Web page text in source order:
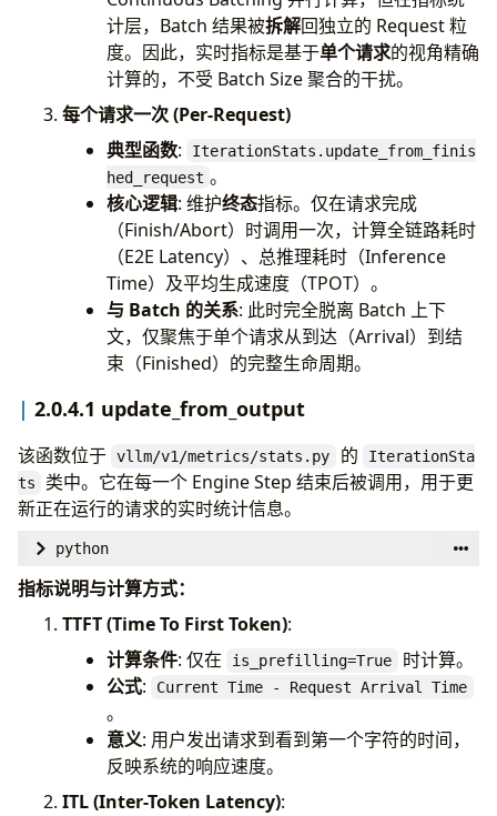
计层，Batch 结果被拆解回独立的 Request 粒
度。因此，实时指标是基于单个请求的视角精确
计算的，不受 Batch Size 聚合的干扰。
每个请求一次 (Per-Request)
典型函数:
IterationStats.update_from_finis
hed_request 。
核心逻辑: 维护终态指标。仅在请求完成
（Finish/Abort）时调用一次，计算全链路耗时
（E2E Latency）、总推理耗时（Inference
Time）及平均生成速度（TPOT）。
与 Batch 的关系: 此时完全脱离 Batch 上下
文，仅聚焦于单个请求从到达（Arrival）到结
束（Finished）的完整生命周期。
2.0.4.1 update_from_output
该函数位于 vllm/v1/metrics/stats.py 的
IterationSta
ts
类中。它在每一个 Engine Step 结束后被调用，用于更
新正在运行的请求的实时统计信息。
python
def
update_from_output
lora_stats: Optional
# 获取当前步骤生成的 Token 数量 (通常为 1
# 更新 Batch 级别的总生成 Token 数 (用于
self . num_generation_tokens
指标说明与计算方式：
TTFT (Time To First Token):
计算条件: 仅在 is_prefilling=True
时计算。
公式: Current Time - Request Arrival Time
。
意义: 用户发出请求到看到第一个字符的时间，
反映系统的响应速度。
ITL (Inter-Token Latency):